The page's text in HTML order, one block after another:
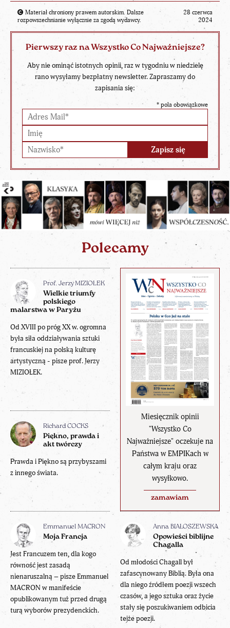
Materiał chroniony prawem autorskim. Dalsze
rozpowszechnianie wyłącznie za zgodą wydawcy.
28 czerwca
2024
Pierwszy raz na Wszystko Co Najważniejsze?
Aby nie ominąć istotnych opinii, raz w tygodniu w niedzielę
rano wysyłamy bezpłatny newsletter. Zapraszamy do
zapisania się:
* pola obowiązkowe
Polecamy
Miesięcznik opinii
"Wszystko Co
Najważniejsze" oczekuje na
Państwa w EMPIKach w
całym kraju oraz
wysyłkowo.
zamawiam
Prof. Jerzy MIZIOŁEK
Wielkie triumfy
polskiego
malarstwa w Paryżu
Od XVIII po próg XX w. ogromna
była siła oddziaływania sztuki
francuskiej na polską kulturę
artystyczną - pisze prof. Jerzy
MIZIOŁEK.
Richard COCKS
Piękno, prawda i
akt twórczy
Prawda i Piękno są przybyszami
z innego świata.
Emmanuel MACRON
Moja Francja
Jest Francuzem ten, dla kogo
równość jest zasadą
nienaruszalną – pisze Emmanuel
MACRON w manifeście
opublikowanym tuż przed drugą
turą wyborów prezydenckich.
Anna BIAŁOSZEWSKA
Opowieści biblijne
Chagalla
Od młodości Chagall był
zafascynowany Biblią. Była ona
dla niego źródłem poezji wszech
czasów, a jego sztuka oraz życie
stały się poszukiwaniem odbicia
tejże poezji.